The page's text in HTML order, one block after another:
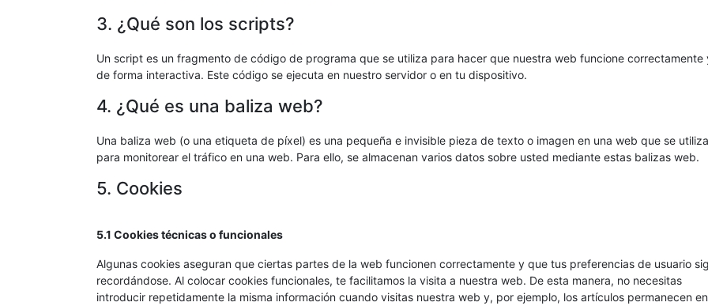
3. ¿Qué son los scripts?
Un script es un fragmento de código de programa que se utiliza para hacer que nuestra web funcione correctamente
de forma interactiva. Este código se ejecuta en nuestro servidor o en tu dispositivo.
4. ¿Qué es una baliza web?
Una baliza web (o una etiqueta de píxel) es una pequeña e invisible pieza de texto o imagen en una web que se utiliza
para monitorear el tráfico en una web. Para ello, se almacenan varios datos sobre usted mediante estas balizas web.
5. Cookies
5.1 Cookies técnicas o funcionales
Algunas cookies aseguran que ciertas partes de la web funcionen correctamente y que tus preferencias de usuario
recordándose. Al colocar cookies funcionales, te facilitamos la visita a nuestra web. De esta manera, no necesitas
introducir repetidamente la misma información cuando visitas nuestra web y, por ejemplo, los artículos permanecen